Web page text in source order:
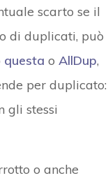
scarto se il
di duplicati, può
questa o AllDup,
per duplicato:
gli stessi
o anche